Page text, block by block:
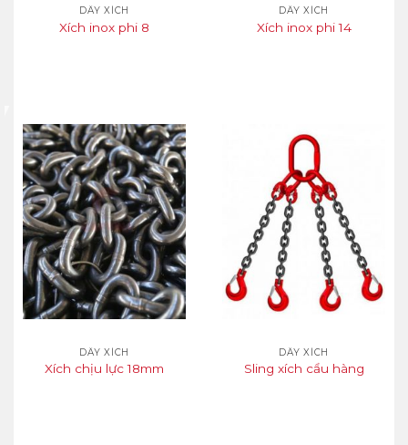
DÂY XÍCH
Xích inox phi 8
DÂY XÍCH
Xích inox phi 14
DÂY XÍCH
Xích chịu lực 18mm
DÂY XÍCH
Sling xích cẩu hàng